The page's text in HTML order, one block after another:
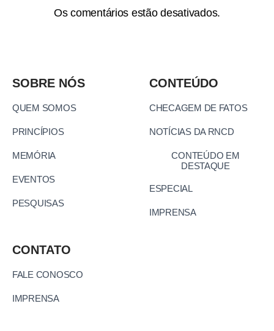
Os comentários estão desativados.
SOBRE NÓS
QUEM SOMOS
PRINCÍPIOS
MEMÓRIA
EVENTOS
PESQUISAS
CONTEÚDO
CHECAGEM DE FATOS
NOTÍCIAS DA RNCD
CONTEÚDO EM
DESTAQUE
ESPECIAL
IMPRENSA
CONTATO
FALE CONOSCO
IMPRENSA